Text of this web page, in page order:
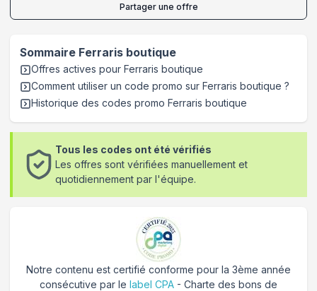
Partager une offre
Sommaire Ferraris boutique
Offres actives pour Ferraris boutique
Comment utiliser un code promo sur Ferraris boutique ?
Historique des codes promo Ferraris boutique
Tous les codes ont été vérifiés
Les offres sont vérifiées manuellement et
quotidiennement par l'équipe.
Notre contenu est certifié conforme pour la 3ème année
consécutive par le label CPA - Charte des bons de